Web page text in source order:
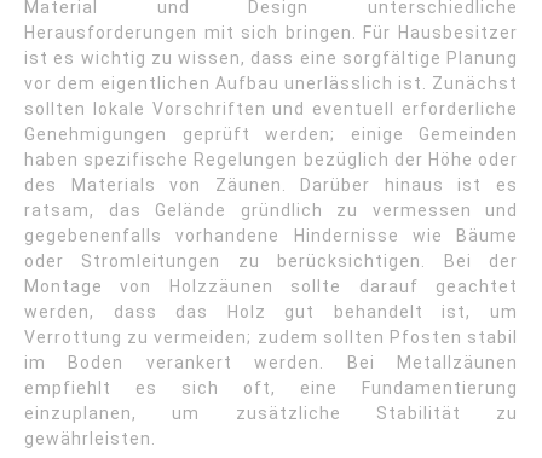
Material und Design unterschiedliche
Herausforderungen mit sich bringen. Für Hausbesitzer
ist es wichtig zu wissen, dass eine sorgfältige Planung
vor dem eigentlichen Aufbau unerlässlich ist. Zunächst
sollten lokale Vorschriften und eventuell erforderliche
Genehmigungen geprüft werden; einige Gemeinden
haben spezifische Regelungen bezüglich der Höhe oder
des Materials von Zäunen. Darüber hinaus ist es
ratsam, das Gelände gründlich zu vermessen und
gegebenenfalls vorhandene Hindernisse wie Bäume
oder Stromleitungen zu berücksichtigen. Bei der
Montage von Holzzäunen sollte darauf geachtet
werden, dass das Holz gut behandelt ist, um
Verrottung zu vermeiden; zudem sollten Pfosten stabil
im Boden verankert werden. Bei Metallzäunen
empfiehlt es sich oft, eine Fundamentierung
einzuplanen, um zusätzliche Stabilität zu
gewährleisten.